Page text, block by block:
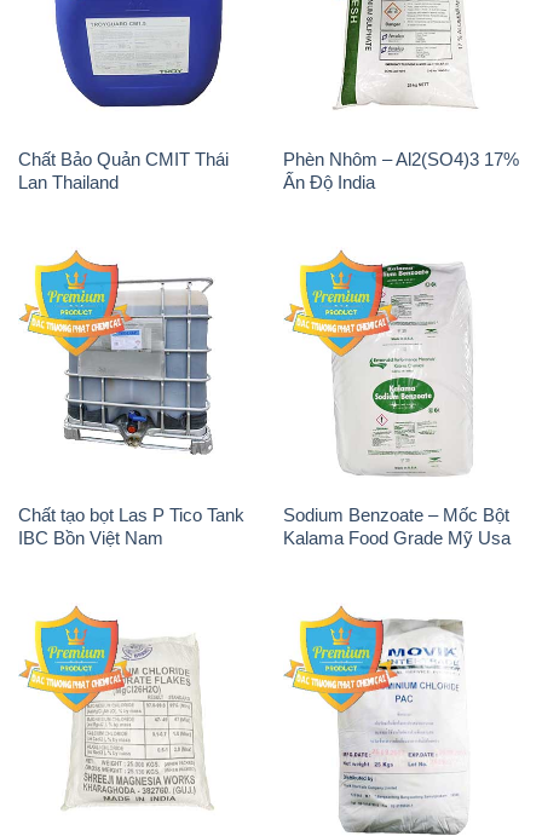
Chất Bảo Quản CMIT Thái
Lan Thailand
Phèn Nhôm – Al2(SO4)3 17%
Ấn Độ India
Chất tạo bọt Las P Tico Tank
IBC Bồn Việt Nam
Sodium Benzoate – Mốc Bột
Kalama Food Grade Mỹ Usa